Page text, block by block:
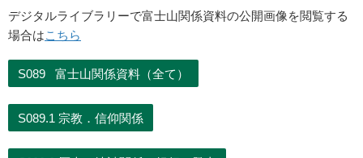
デジタルライブラリーで富士山関係資料の公開画像を閲覧する
場合はこちら